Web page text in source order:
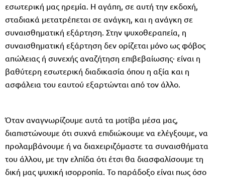
εσωτερική μας ηρεμία. Η αγάπη, σε αυτή την εκδοχή,
σταδιακά μετατρέπεται σε ανάγκη, και η ανάγκη σε
συναισθηματική εξάρτηση. Στην ψυχοθεραπεία, η
συναισθηματική εξάρτηση δεν ορίζεται μόνο ως φόβος
απώλειας ή συνεχής αναζήτηση επιβεβαίωσης· είναι η
βαθύτερη εσωτερική διαδικασία όπου η αξία και η
ασφάλεια του εαυτού εξαρτώνται από τον άλλο.
Όταν αναγνωρίζουμε αυτά τα μοτίβα μέσα μας,
διαπιστώνουμε ότι συχνά επιδιώκουμε να ελέγξουμε, να
προλαμβάνουμε ή να διαχειριζόμαστε τα συναισθήματα
του άλλου, με την ελπίδα ότι έτσι θα διασφαλίσουμε τη
δική μας ψυχική ισορροπία. Το παράδοξο είναι πως όσο